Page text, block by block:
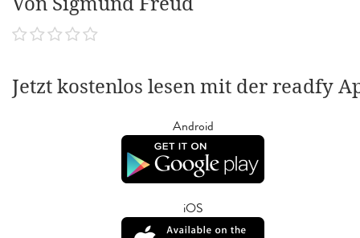
Jetzt kostenlos lesen mit der readfy
Android
iOS